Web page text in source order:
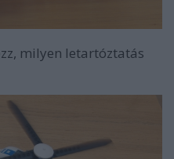
milyen letartóztatás